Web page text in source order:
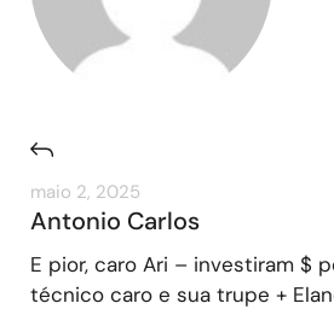
maio 2, 2025
Antonio Carlos
E pior, caro Ari – investiram $
técnico caro e sua trupe +